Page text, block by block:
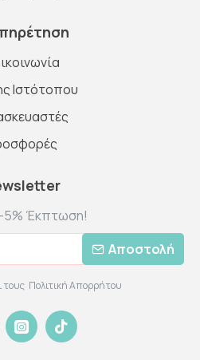
Ιστότοπου
5% Έκπτωση!
Αποστολή
τους Πολιτική Απορρήτου